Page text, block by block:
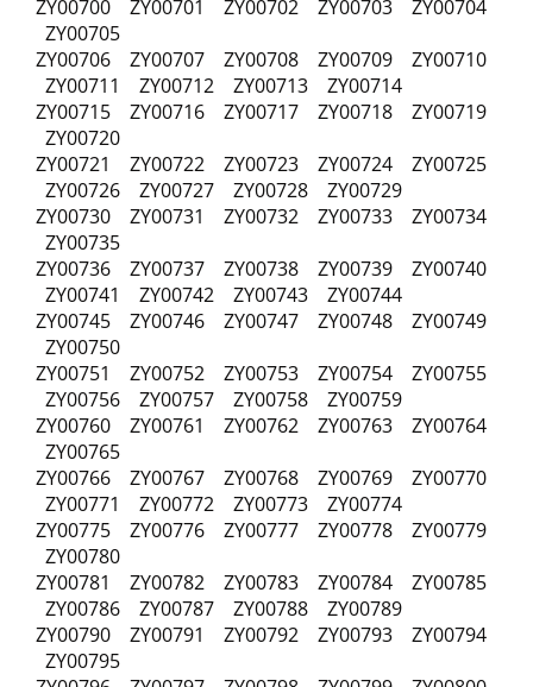
ZY00700 ZY00701 ZY00702 ZY00703 ZY00704
ZY00705
ZY00706 ZY00707 ZY00708 ZY00709 ZY00710
ZY00711 ZY00712 ZY00713 ZY00714
ZY00715 ZY00716 ZY00717 ZY00718 ZY00719
ZY00720
ZY00721 ZY00722 ZY00723 ZY00724 ZY00725
ZY00726 ZY00727 ZY00728 ZY00729
ZY00730 ZY00731 ZY00732 ZY00733 ZY00734
ZY00735
ZY00736 ZY00737 ZY00738 ZY00739 ZY00740
ZY00741 ZY00742 ZY00743 ZY00744
ZY00745 ZY00746 ZY00747 ZY00748 ZY00749
ZY00750
ZY00751 ZY00752 ZY00753 ZY00754 ZY00755
ZY00756 ZY00757 ZY00758 ZY00759
ZY00760 ZY00761 ZY00762 ZY00763 ZY00764
ZY00765
ZY00766 ZY00767 ZY00768 ZY00769 ZY00770
ZY00771 ZY00772 ZY00773 ZY00774
ZY00775 ZY00776 ZY00777 ZY00778 ZY00779
ZY00780
ZY00781 ZY00782 ZY00783 ZY00784 ZY00785
ZY00786 ZY00787 ZY00788 ZY00789
ZY00790 ZY00791 ZY00792 ZY00793 ZY00794
ZY00795